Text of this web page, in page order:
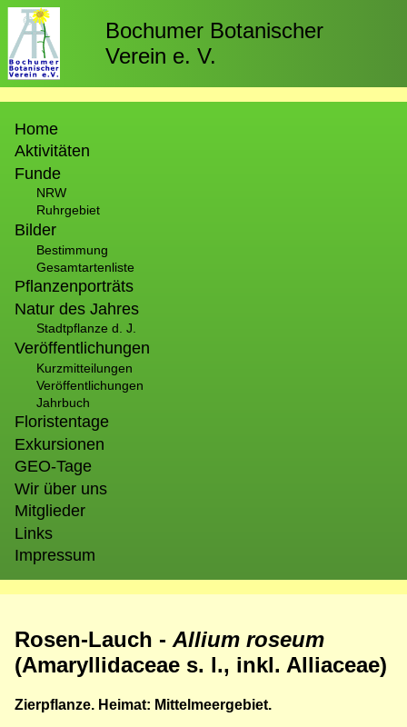
Direkt
zum
Inhalt
Bochumer Botanischer
Verein e. V.
Home
Aktivitäten
Funde
NRW
Ruhrgebiet
Bilder
Bestimmung
Gesamtartenliste
Pflanzenporträts
Natur des Jahres
Stadtpflanze d. J.
Veröffentlichungen
Kurzmitteilungen
Veröffentlichungen
Jahrbuch
Floristentage
Exkursionen
GEO-Tage
Wir über uns
Mitglieder
Links
Impressum
Rosen-Lauch - Allium roseum
(Amaryllidaceae s. l., inkl. Alliaceae)
Zierpflanze. Heimat: Mittelmeergebiet.